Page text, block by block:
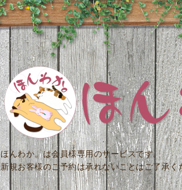
ほんわか。は会員様専用のサービスです。
新規お客様のご予約は承れないことはご了承く